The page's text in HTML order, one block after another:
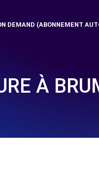
DEMAND (ABONNEMENT
À